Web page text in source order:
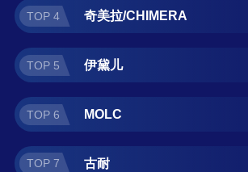
TOP 4 奇美拉/CHIMERA
TOP 5 伊黛儿
TOP 6 MOLC
TOP 7 古耐